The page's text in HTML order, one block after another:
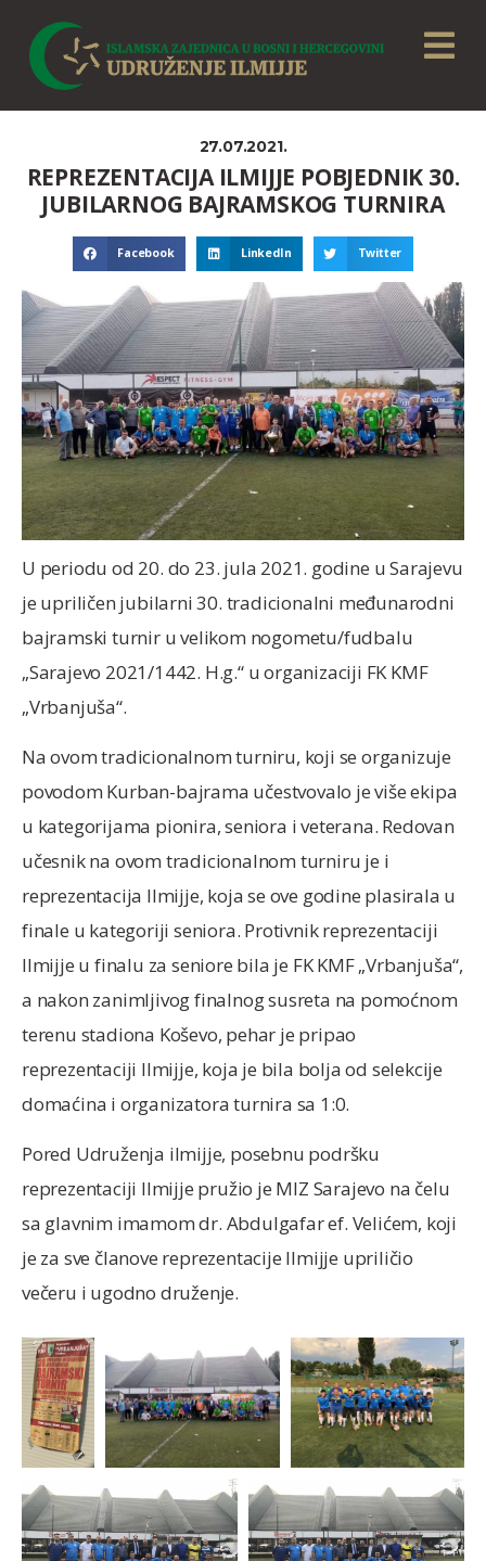
27.07.2021.
REPREZENTACIJA ILMIJJE POBJEDNIK 30.
JUBILARNOG BAJRAMSKOG TURNIRA
Facebook LinkedIn Twitter
U periodu od 20. do 23. jula 2021. godine u Sarajevu
je upriličen jubilarni 30. tradicionalni međunarodni
bajramski turnir u velikom nogometu/fudbalu
„Sarajevo 2021/1442. H.g.“ u organizaciji FK KMF
„Vrbanjuša“.
Na ovom tradicionalnom turniru, koji se organizuje
povodom Kurban-bajrama učestvovalo je više ekipa
u kategorijama pionira, seniora i veterana. Redovan
učesnik na ovom tradicionalnom turniru je i
reprezentacija Ilmijje, koja se ove godine plasirala u
finale u kategoriji seniora. Protivnik reprezentaciji
Ilmijje u finalu za seniore bila je FK KMF „Vrbanjuša“,
a nakon zanimljivog finalnog susreta na pomoćnom
terenu stadiona Koševo, pehar je pripao
reprezentaciji Ilmijje, koja je bila bolja od selekcije
domaćina i organizatora turnira sa 1:0.
Pored Udruženja ilmijje, posebnu podršku
reprezentaciji Ilmijje pružio je MIZ Sarajevo na čelu
sa glavnim imamom dr. Abdulgafar ef. Velićem, koji
je za sve članove reprezentacije Ilmijje upriličio
večeru i ugodno druženje.